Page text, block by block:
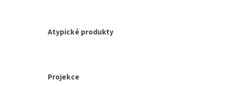
Atypické produkty
Projekce